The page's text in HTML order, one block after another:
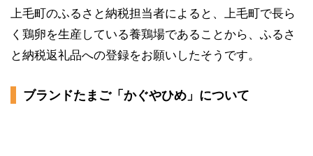
上毛町のふるさと納税担当者によると、上毛町で長ら
く鶏卵を生産している養鶏場であることから、ふるさ
と納税返礼品への登録をお願いしたそうです。
ブランドたまご「かぐやひめ」について